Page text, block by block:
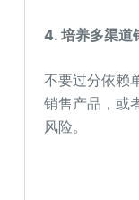
4. 培养多渠道
不要过分依赖
销售产品，或
风险。